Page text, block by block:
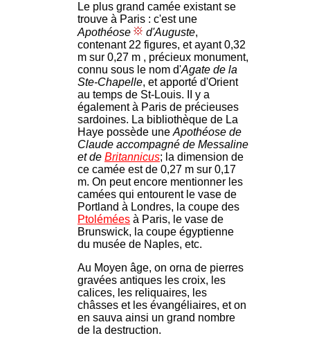
Le plus grand camée existant se
trouve à Paris : c'est une
Apothéose
d'Auguste,
contenant 22 figures, et ayant 0,32
m sur 0,27 m , précieux monument,
connu sous le nom d'Agate de la
Ste-Chapelle, et apporté d'Orient
au temps de St-Louis. II y a
également à Paris de précieuses
sardoines. La bibliothèque de La
Haye possède une Apothéose de
Claude accompagné de Messaline
et de Britannicus; la dimension de
ce camée est de 0,27 m sur 0,17
m. On peut encore mentionner les
camées qui entourent le vase de
Portland à Londres, la coupe des
Ptolémées à Paris, le vase de
Brunswick, la coupe égyptienne
du musée de Naples, etc.
Au Moyen âge, on orna de pierres
gravées antiques les croix, les
calices, les reliquaires, les
châsses et les évangéliaires, et on
en sauva ainsi un grand nombre
de la destruction.